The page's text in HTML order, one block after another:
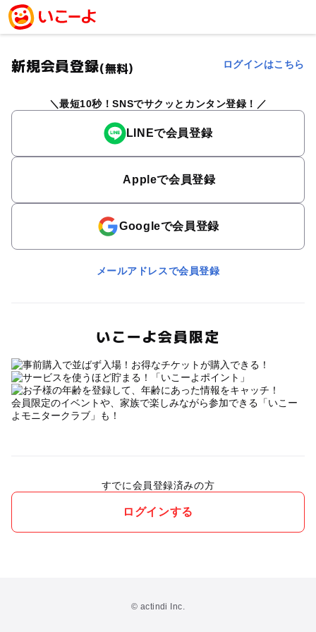
新規会員登録(無料) ログインはこちら
最短10秒！SNSでサクッとカンタン登録！
LINEで会員登録
Appleで会員登録
Googleで会員登録
メールアドレスで会員登録
いこーよ会員限定
会員限定のイベントや、家族で楽しみながら参加できる「いこー
よモニタークラブ」も！
すでに会員登録済みの方
ログインする
© actindi Inc.